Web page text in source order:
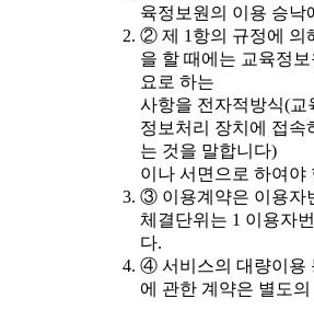
육정보원의 이용 승낙
② 제 1항의 규정에 의
을 할 때에는 교육정
요로 하는
사항을 전자적방식(교
정보처리 장치에 접속
는 것을 말합니다)
이나 서면으로 하여야
③ 이용계약은 이용자
체결단위는 1 이용자
다.
④ 서비스의 대량이용
에 관한 계약은 별도